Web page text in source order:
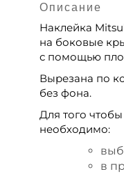
Описание
Наклейка
на боковые
с помощью
Вырезана по
без фона.
Для того
необходимо:
в